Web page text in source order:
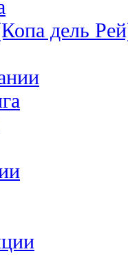
дель